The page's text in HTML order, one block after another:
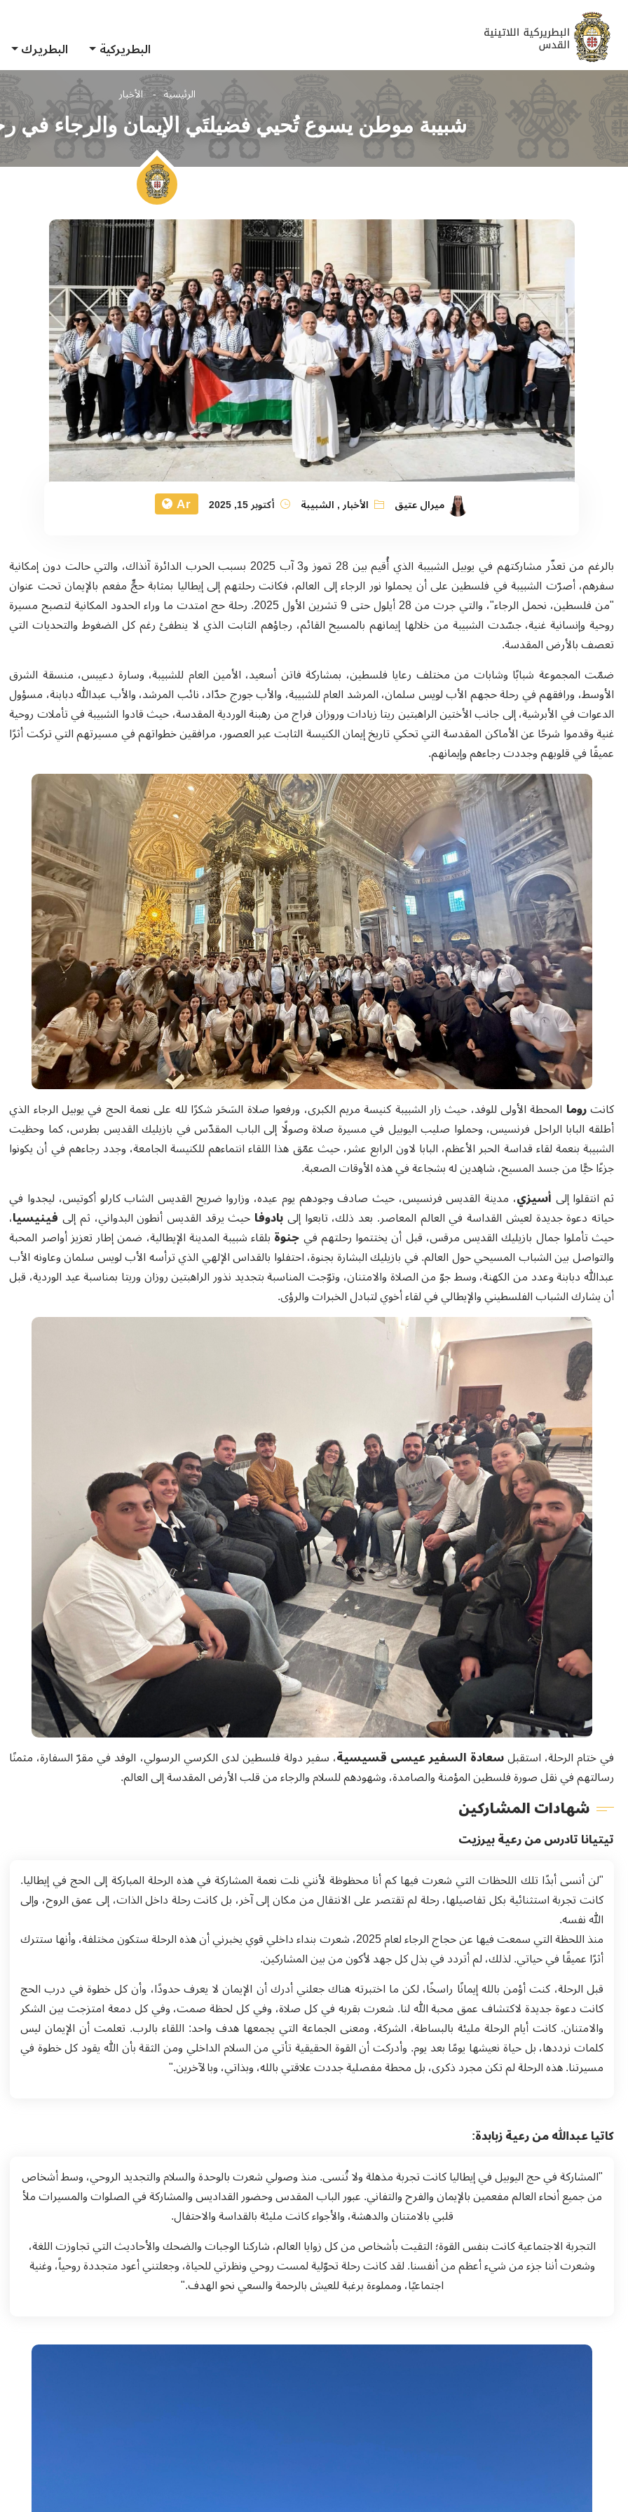
البطريركية
البطريرك
الرئيسية الأخبار
شبيبة موطن يسوع تُحيي فضيلتَي الإيمان والرجاء في
ميرال عتيق الأخبار, الشبيبة أكتوبر 15, 2025 Ar
بالرغم من تعذّر مشاركتهم في يوبيل الشبيبة الذي أُقيم بين 28 تموز و3 آب 2025 بسبب الحرب الدائرة آنذاك، والتي حالت دون إمكانية
سفرهم، أصرّت الشبيبة في فلسطين على أن يحملوا نور الرجاء إلى العالم، فكانت رحلتهم إلى إيطاليا بمثابة حجٍّ مفعم بالإيمان تحت عنوان
"من فلسطين، نحمل الرجاء"، والتي جرت من 28 أيلول حتى 9 تشرين الأول 2025. رحلة حج امتدت ما وراء الحدود المكانية لتصبح مسيرة
روحية وإنسانية غنية، جسّدت الشبيبة من خلالها إيمانهم بالمسيح القائم، رجاؤهم الثابت الذي لا ينطفئ رغم كل الضغوط والتحديات التي
تعصف بالأرض المقدسة.
ضمّت المجموعة شبابًا وشابات من مختلف رعايا فلسطين، بمشاركة فاتن أسعيد، الأمين العام للشبيبة، وسارة دعيبس، منسقة الشرق
الأوسط، ورافقهم في رحلة حجهم الأب لويس سلمان، المرشد العام للشبيبة، والأب جورج حدّاد، نائب المرشد، والأب عبدالله دبابنة، مسؤول
الدعوات في الأبرشية، إلى جانب الأختين الراهبتين ريتا زيادات وروزان فراج من رهبنة الوردية المقدسة، حيث قادوا الشبيبة في تأملات روحية
غنية وقدموا شرحًا عن الأماكن المقدسة التي تحكي تاريخ إيمان الكنيسة الثابت عبر العصور، مرافقين خطواتهم في مسيرتهم التي تركت أثرًا
عميقًا في قلوبهم وجددت رجاءهم وإيمانهم.
كانتروما المحطة الأولى للوفد، حيث زار الشبيبة كنيسة مريم الكبرى، ورفعوا صلاة السَحَر شكرًا لله على نعمة الحج في يوبيل الرجاء الذي
أطلقه البابا الراحل فرنسيس، وحملوا صليب اليوبيل في مسيرة صلاة وصولًا إلى الباب المقدّس في بازيليك القديس بطرس، كما وحظيت
الشبيبة بنعمة لقاء قداسة الحبر الأعظم، البابا لاون الرابع عشر، حيث عمّق هذا اللقاء انتماءهم للكنيسة الجامعة، وجدد رجاءهم في أن يكونوا
جزءًا حيًّا من جسد المسيح، شاهِدين له بشجاعة في هذه الأوقات الصعبة.
ثم انتقلوا إلى أسيزي، مدينة القديس فرنسيس، حيث صادف وجودهم يوم عيده، وزاروا ضريح القديس الشاب كارلو أكوتيس، ليجدوا في
حياته دعوة جديدة لعيش القداسة في العالم المعاصر. بعد ذلك، تابعوا إلىبادوفا حيث يرقد القديس أنطون البدواني، ثم إلى فينيسيا،
حيث تأملوا جمال بازيليك القديس مرقس، قبل أن يختتموا رحلتهم فيجنوة بلقاء شبيبة المدينة الإيطالية، ضمن إطار تعزيز أواصر المحبة
والتواصل بين الشباب المسيحي حول العالم. في بازيليك البشارة بجنوة، احتفلوا بالقداس الإلهي الذي ترأسه الأب لويس سلمان وعاونه الأب
عبدالله دبابنة وعدد من الكهنة، وسط جوّ من الصلاة والامتنان، وتوّجت المناسبة بتجديد نذور الراهبتين روزان وريتا بمناسبة عيد الوردية، قبل
أن يشارك الشباب الفلسطيني والإيطالي في لقاء أخوي لتبادل الخبرات والرؤى.
في ختام الرحلة، استقبلسعادة السفير عيسى قسيسية، سفير دولة فلسطين لدى الكرسي الرسولي، الوفد في مقرّ السفارة، مثمنًا
رسالتهم في نقل صورة فلسطين المؤمنة والصامدة، وشهودهم للسلام والرجاء من قلب الأرض المقدسة إلى العالم.
شهادات المشاركين
تيتيانا تادرس من رعية بيرزيت
"لن أنسى أبدًا تلك اللحظات التي شعرت فيها كم أنا محظوظة لأنني نلت نعمة المشاركة في هذه الرحلة المباركة إلى الحج في إيطاليا.
كانت تجربة استثنائية بكل تفاصيلها، رحلة لم تقتصر على الانتقال من مكان إلى آخر، بل كانت رحلة داخل الذات، إلى عمق الروح، وإلى
الله نفسه.
منذ اللحظة التي سمعت فيها عن حجاج الرجاء لعام 2025، شعرت بنداء داخلي قوي يخبرني أن هذه الرحلة ستكون مختلفة، وأنها ستترك
أثرًا عميقًا في حياتي. لذلك، لم أتردد في بذل كل جهد لأكون من بين المشاركين.
قبل الرحلة، كنت أؤمن بالله إيمانًا راسخًا، لكن ما اختبرته هناك جعلني أدرك أن الإيمان لا يعرف حدودًا، وأن كل خطوة في درب الحج
كانت دعوة جديدة لاكتشاف عمق محبة الله لنا. شعرت بقربه في كل صلاة، وفي كل لحظة صمت، وفي كل دمعة امتزجت بين الشكر
والامتنان. كانت أيام الرحلة مليئة بالبساطة، الشركة، ومعنى الجماعة التي يجمعها هدف واحد: اللقاء بالرب. تعلمت أن الإيمان ليس
كلمات نرددها، بل حياة نعيشها يومًا بعد يوم. وأدركت أن القوة الحقيقية تأتي من السلام الداخلي ومن الثقة بأن الله يقود كل خطوة في
مسيرتنا. هذه الرحلة لم تكن مجرد ذكرى، بل محطة مفصلية جددت علاقتي بالله، وبذاتي، وبالآخرين."
كاتيا عبدالله منرعية زبابدة:
"المشاركة في حج اليوبيل في إيطاليا كانت تجربة مذهلة ولا تُنسى. منذ وصولي شعرت بالوحدة والسلام والتجديد الروحي، وسط أشخاص
من جميع أنحاء العالم مفعمين بالإيمان والفرح والتفاني. عبور الباب المقدس وحضور القداديس والمشاركة في الصلوات والمسيرات ملأ
قلبي بالامتنان والدهشة، والأجواء كانت مليئة بالقداسة والاحتفال.
التجربة الاجتماعية كانت بنفس القوة؛ التقيت بأشخاص من كل زوايا العالم، شاركنا الوجبات والضحك والأحاديث التي تجاوزت اللغة،
وشعرت أننا جزء من شيء أعظم من أنفسنا. لقد كانت رحلة تحوّلية لمست روحي ونظرتي للحياة، وجعلتني أعود متجددة روحياً، وغنية
اجتماعيًا، ومملوءة برغبة للعيش بالرحمة والسعي نحو الهدف."